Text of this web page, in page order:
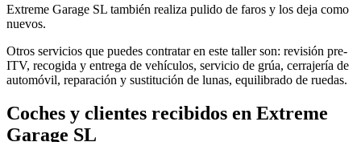
Extreme Garage SL también realiza pulido de faros y los deja como
nuevos.
Otros servicios que puedes contratar en este taller son: revisión pre-
ITV, recogida y entrega de vehículos, servicio de grúa, cerrajería de
automóvil, reparación y sustitución de lunas, equilibrado de ruedas.
Coches y clientes recibidos en Extreme
Garage SL